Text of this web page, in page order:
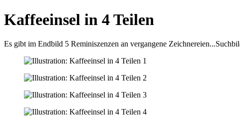
Kaffeeinsel in 4 Teilen
Es gibt im Endbild 5 Reminiszenzen an vergangene